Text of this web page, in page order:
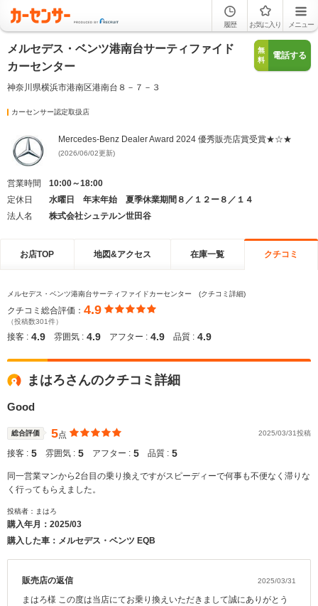
履歴 お気に入り メニュー
メルセデス・ベンツ港南台サーティファイド
カーセンター
神奈川県横浜市港南区港南台８－７－３
無
料
電話する
カーセンサー認定取扱店
Mercedes-Benz Dealer Award 2024 優秀販売店賞受賞★☆★
(2026/06/02更新)
営業時間
10:00～18:00
定休日
水曜日 年末年始 夏季休業期間８／１２ー８／１４
法人名
株式会社シュテルン世田谷
お店TOP 地図&アクセス 在庫一覧 クチコミ
メルセデス・ベンツ港南台サーティファイドカーセンター (クチコミ詳細)
クチコミ総合評価： 4.9
（投稿数301件）
接客 : 4.9 雰囲気 : 4.9 アフター : 4.9 品質 : 4.9
まはろさんのクチコミ詳細
Good
総合評価 5点 2025/03/31投稿
接客 : 5 雰囲気 : 5 アフター : 5 品質 : 5
同一営業マンから2台目の乗り換えですがスピーディーで何事も不便なく滞りな
く行ってもらえました。
投稿者：まはろ
購入年月： 2025/03
購入した車：メルセデス・ベンツ EQB
販売店の返信 2025/03/31
まはろ様 この度は当店にてお乗り換えいただきまして誠にありがとう